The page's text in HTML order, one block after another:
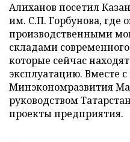
Алиханов посетил
им. С.П. Горбунова, где
производственными
складами
которые сейчас
эксплуатацию. Вместе с
Минэкономразвития
руководством
проекты предприятия.